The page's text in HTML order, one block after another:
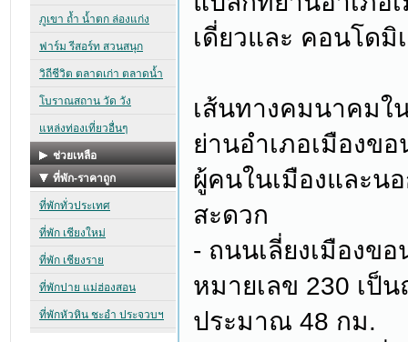
เดี่ยวและ คอนโด
เส้นทางคมนาคมใ
ย่านอำเภอเมืองข
ผู้คนในเมืองและน
สะดวก
- ถนนเลี่ยงเมืองข
หมายเลข 230 เป็
ประมาณ 48 กม.